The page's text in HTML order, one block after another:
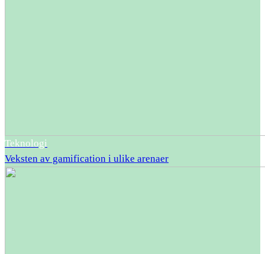
Teknologi
Veksten av gamification i ulike arenaer